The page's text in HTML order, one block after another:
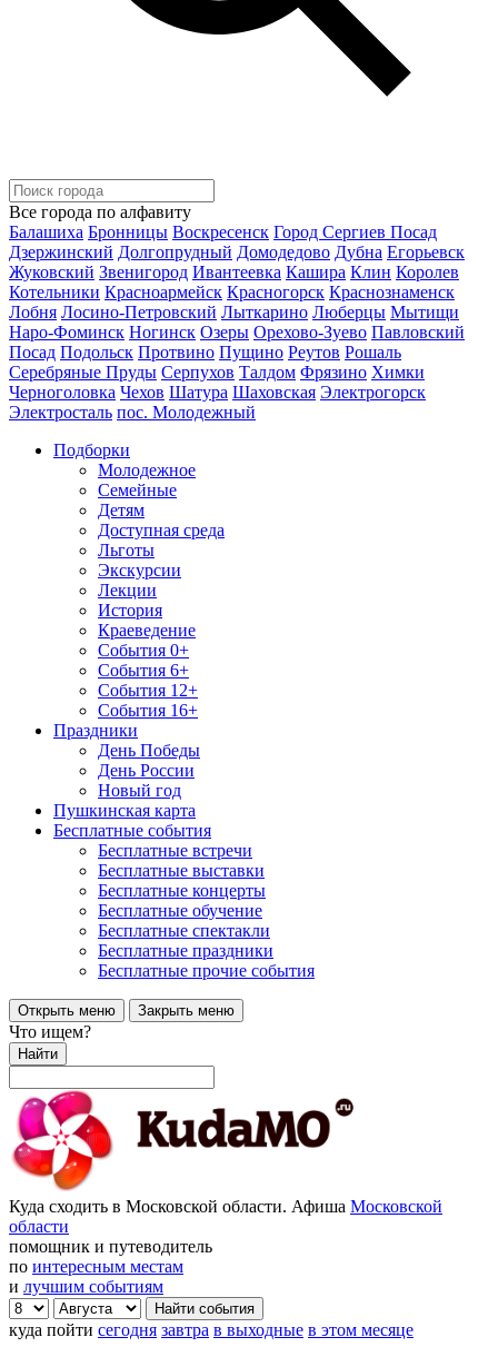
Все города по алфавиту
Балашиха Бронницы Воскресенск Город Сергиев Посад
Дзержинский Долгопрудный Домодедово Дубна Егорьевск
Жуковский Звенигород Ивантеевка Кашира Клин Королев
Котельники Красноармейск Красногорск Краснознаменск
Лобня Лосино-Петровский Лыткарино Люберцы Мытищи
Наро-Фоминск Ногинск Озеры Орехово-Зуево Павловский
Посад Подольск Протвино Пущино Реутов Рошаль
Серебряные Пруды Серпухов Талдом Фрязино Химки
Черноголовка Чехов Шатура Шаховская Электрогорск
Электросталь пос. Молодежный
Подборки
Молодежное
Семейные
Детям
Доступная среда
Льготы
Экскурсии
Лекции
История
Краеведение
События 0+
События 6+
События 12+
События 16+
Праздники
День Победы
День России
Новый год
Пушкинская карта
Бесплатные события
Бесплатные встречи
Бесплатные выставки
Бесплатные концерты
Бесплатные обучение
Бесплатные спектакли
Бесплатные праздники
Бесплатные прочие события
Открыть меню Закрыть меню
Что ищем?
Найти
Куда сходить в Московской области. Афиша Московской
области
помощник и путеводитель
по интересным местам
и лучшим событиям
куда пойти сегодня завтра в выходные в этом месяце